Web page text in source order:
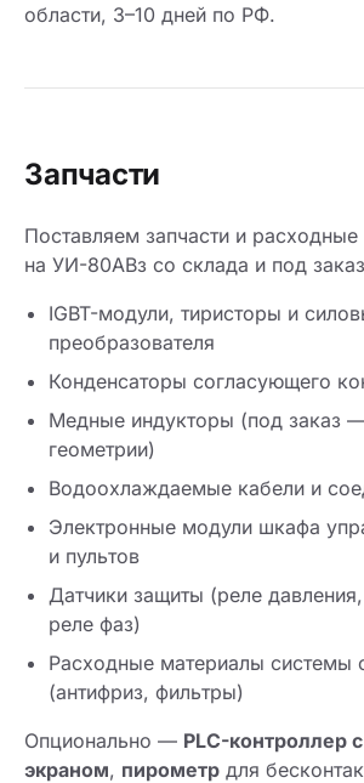
области, 3–10 дней по РФ.
Запчасти
Поставляем запчасти и
на УИ-80АВз со склада и под
IGBT-модули, тиристоры и
преобразователя
Конденсаторы согласующего
Медные индукторы (под заказ
геометрии)
Водоохлаждаемые кабели и
Электронные модули шкафа
и пультов
Датчики защиты (реле
реле фаз)
Расходные материалы системы
(антифриз, фильтры)
Опционально — PLC-контроллер
экраном, пирометр для